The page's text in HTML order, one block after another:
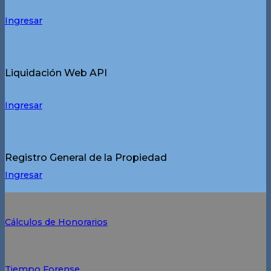
Ingresar
Liquidación Web API
Ingresar
Registro General de la Propiedad
Ingresar
Cálculos de Honorarios